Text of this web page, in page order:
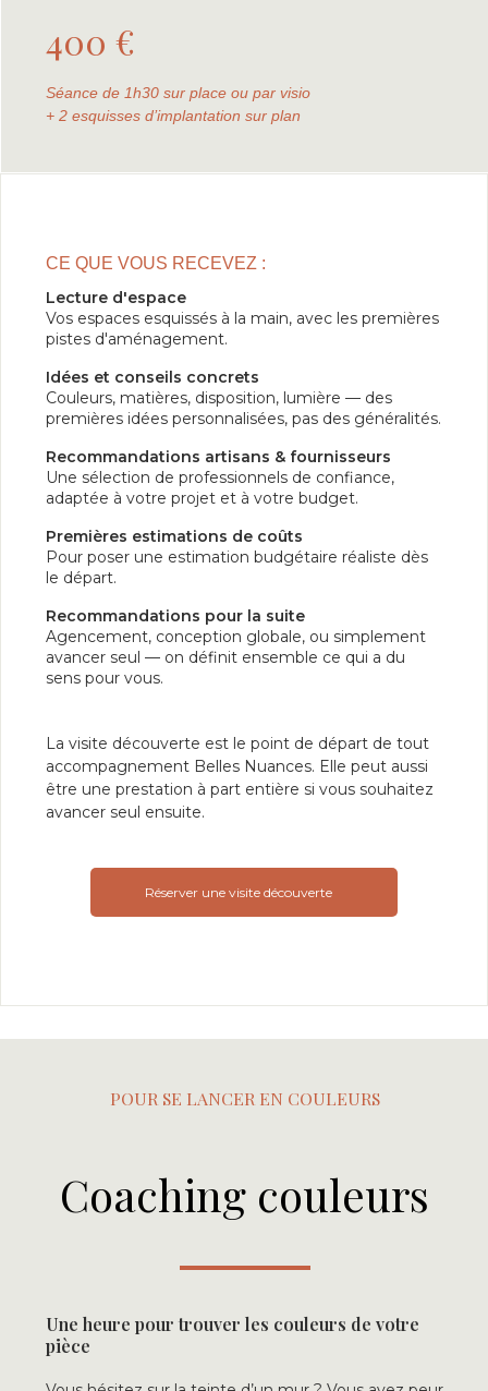
400 €
Séance de 1h30 sur place ou par visio
+ 2 esquisses d’implantation sur plan
CE QUE VOUS RECEVEZ :
Lecture d'espace
Vos espaces esquissés à la main, avec les premières
pistes d'aménagement.
Idées et conseils concrets
Couleurs, matières, disposition, lumière — des
premières idées personnalisées, pas des généralités.
Recommandations artisans & fournisseurs
Une sélection de professionnels de confiance,
adaptée à votre projet et à votre budget.
Premières estimations de coûts
Pour poser une estimation budgétaire réaliste dès
le départ.
Recommandations pour la suite
Agencement, conception globale, ou simplement
avancer seul — on définit ensemble ce qui a du
sens pour vous.
La visite découverte est le point de départ de tout
accompagnement Belles Nuances. Elle peut aussi
être une prestation à part entière si vous souhaitez
avancer seul ensuite.
Réserver une visite découverte
POUR SE LANCER EN COULEURS
Coaching couleurs
Une heure pour trouver les couleurs de votre
pièce